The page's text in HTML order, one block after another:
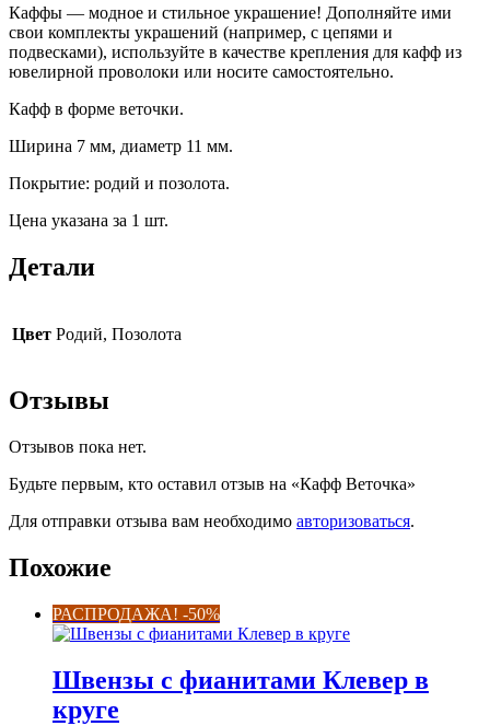
Каффы — модное и стильное украшение! Дополняйте ими
свои комплекты украшений (например, с цепями и
подвесками), используйте в качестве крепления для кафф из
ювелирной проволоки или носите самостоятельно.
Кафф в форме веточки.
Ширина 7 мм, диаметр 11 мм.
Покрытие: родий и позолота.
Цена указана за 1 шт.
Детали
Цвет Родий, Позолота
Отзывы
Отзывов пока нет.
Будьте первым, кто оставил отзыв на «Кафф Веточка»
Для отправки отзыва вам необходимо авторизоваться.
Похожие
РАСПРОДАЖА! -50%
Швензы с фианитами Клевер в
круге